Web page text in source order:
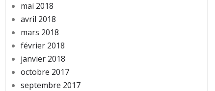
mai 2018
avril 2018
mars 2018
février 2018
janvier 2018
octobre 2017
septembre 2017